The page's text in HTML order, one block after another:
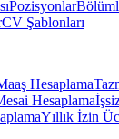
Pozisyonlar
CV Şablonları
Hesaplama
Hesaplama
Yıllık İzin